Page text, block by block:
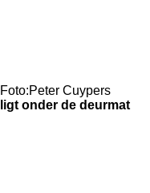
ligt onder de deurmat